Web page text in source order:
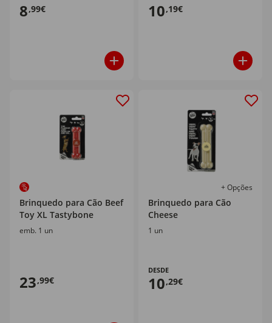
8,99€ 10,19€
Brinquedo para Cão Beef
Toy XL Tastybone
emb. 1 un
23,99€
+ Opções
Brinquedo para Cão
Cheese
1 un
DESDE
10,29€